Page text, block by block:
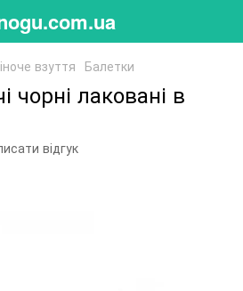
взуття Балетки
чорні лаковані в
відгук